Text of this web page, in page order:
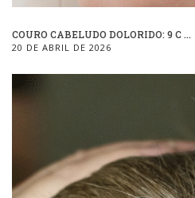
COURO CABELUDO DOLORIDO: 9 C ...
20 DE ABRIL DE 2026